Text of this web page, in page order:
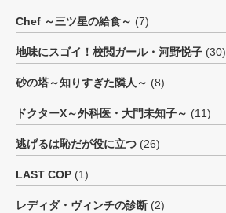
Chef ～三ツ星の給食～ (7)
地味にスゴイ！校閲ガール・河野悦子 (30)
砂の塔～知りすぎた隣人～ (8)
ドクターX～外科医・大門未知子～ (11)
逃げるは恥だが役に立つ (26)
LAST COP (1)
レディダ・ヴィンチの診断 (2)